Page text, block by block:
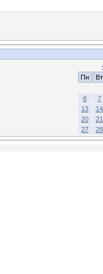
Пн
Вт
6
7
13
14
20
21
27
28